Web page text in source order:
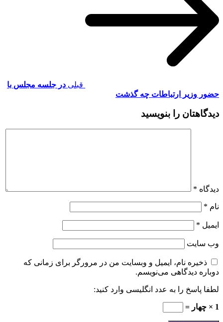
قبلی در جلسه مجلس با
حضور وزیر ارتباطات چه گذشت
دیدگاهتان را بنویسید
دیدگاه *
نام *
ایمیل *
وب‌ سایت
ذخیره نام، ایمیل و وبسایت من در مرورگر برای زمانی که
دوباره دیدگاهی می‌نویسم.
لطفا پاسخ را به عدد انگلیسی وارد کنید:
1 × چهار =